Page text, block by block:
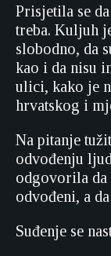
Prisjetila se
treba. Kuljuh
slobodno, da
kao i da nisu
ulici, kako je
hrvatskog i
Na pitanje
odvođenju
odgovorila da
odvođeni, a
Suđenje se